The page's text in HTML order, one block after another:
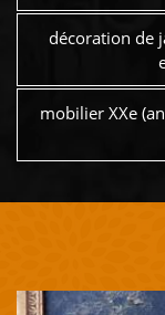
décoration de
mobilier XXe